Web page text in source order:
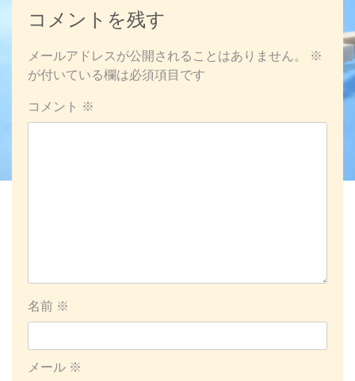
コメントを残す
メールアドレスが公開されることはありません。
※
が付いている欄は必須項目です
コメント ※
名前 ※
メール ※